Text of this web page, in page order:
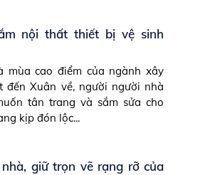
nội thất thiết bị vệ sinh
mùa cao điểm của ngành xây
đến Xuân về, người người nhà
tân trang và sắm sửa cho
kịp đón lộc...
giữ trọn vẽ rạng rỡ của